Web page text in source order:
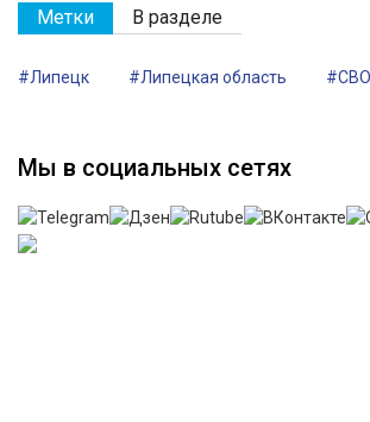
Метки В разделе
#Липецк #Липецкая область #СВО
Мы в социальных сетях